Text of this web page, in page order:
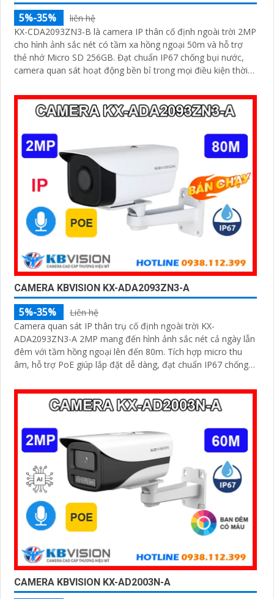
5%-35%
liên hệ
KX-CDA2093ZN3-B là camera IP thân cố định ngoài trời 2MP
cho hình ảnh sắc nét có tầm xa hồng ngoại 50m và hỗ trợ
thẻ nhớ Micro SD 256GB. Đạt chuẩn IP67 chống bụi nước,
camera quan sát hoạt động bền bỉ trong mọi điều kiện thời
CAMERA KBVISION KX-ADA2093ZN3-A
5%-35%
Liên hệ
Camera quan sát IP thân trụ cố định ngoài trời KX-
ADA2093ZN3-A 2MP mang đến hình ảnh sắc nét cả ngày lẫn
đêm với tầm hồng ngoại lên đến 80m. Tích hợp micro thu
âm, hỗ trợ PoE giúp lắp đặt dễ dàng, đạt chuẩn IP67 chống
CAMERA KBVISION KX-AD2003N-A